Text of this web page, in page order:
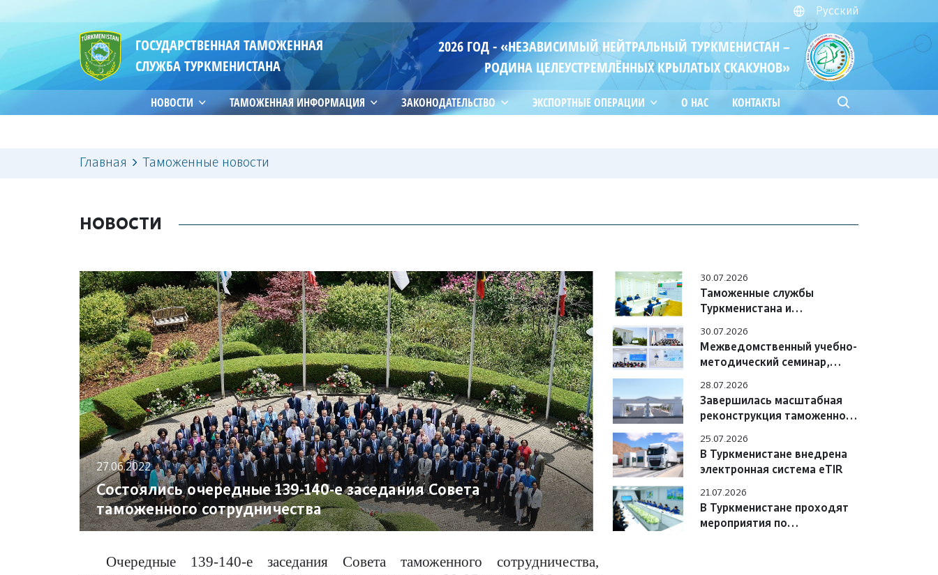
Русский
ГОСУДАРСТВЕННАЯ ТАМОЖЕННАЯ
СЛУЖБА ТУРКМЕНИСТАНА
2026 ГОД - «НЕЗАВИСИМЫЙ НЕЙТРАЛЬНЫЙ ТУРКМЕНИСТАН –
РОДИНА ЦЕЛЕУСТРЕМЛЁННЫХ КРЫЛАТЫХ СКАКУНОВ»
НОВОСТИ ТАМОЖЕННАЯ ИНФОРМАЦИЯ ЗАКОНОДАТЕЛЬСТВО ЭКСПОРТНЫЕ ОПЕРАЦИИ О НАС КОНТАКТЫ
Главная Таможенные новости
НОВОСТИ
27.06.2022
Состоялись очередные 139-140-е заседания Совета
таможенного сотрудничества
30.07.2026
Таможенные службы
Туркменистана и
вопросы практического
взаимодействия
30.07.2026
Межведомственный учебно-
методический семинар,
28.07.2026
Завершилась масштабная
реконструкция таможенного
25.07.2026
В Туркменистане внедрена
электронная система eTIR
21.07.2026
В Туркменистане проходят
мероприятия по
Очередные 139-140-е заседания Совета таможенного сотрудничества,